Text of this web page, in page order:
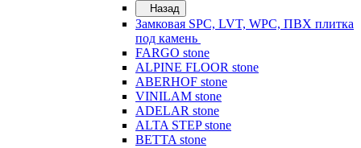
Назад
Замковая SPC, LVT, WPC, ПВХ плитка
под камень
FARGO stone
ALPINE FLOOR stone
ABERHOF stone
VINILAM stone
ADELAR stone
ALTA STEP stone
BETTA stone